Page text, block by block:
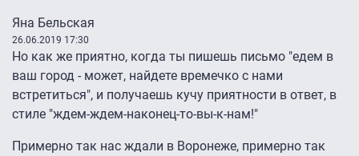
Яна Бельская
26.06.2019 17:30
Но как же приятно, когда ты пишешь письмо "едем в
ваш город - может, найдете времечко с нами
встретиться", и получаешь кучу приятности в ответ, в
стиле "ждем-ждем-наконец-то-вы-к-нам!"
Примерно так нас ждали в Воронеже, примерно так